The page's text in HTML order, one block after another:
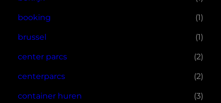
booking (1)
brussel (1)
center parcs (2)
centerparcs (2)
container huren (3)